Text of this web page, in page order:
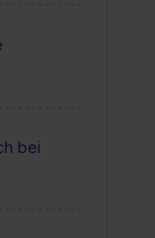
bei